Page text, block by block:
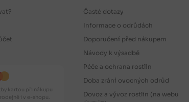
kartou při nákupu
i v e-shopu.
Časté dotazy
Informace o odrůdách
Doporučení před nákupem
Návody k výsadbě
Péče a ochrana rostlin
Doba zrání ovocných odrůd
Dovoz a vývoz rostlin (na webu